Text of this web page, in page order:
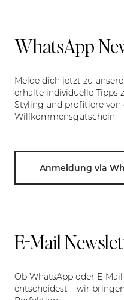
WhatsApp
Melde dich jetzt zu
erhalte individuelle Tipps
Styling und profitiere von
Willkommensgutschein.
Anmeldung via
E-Mail
Ob WhatsApp oder E-
entscheidest – wir